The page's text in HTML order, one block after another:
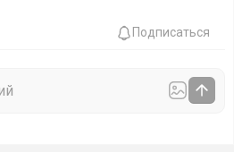
Подписаться